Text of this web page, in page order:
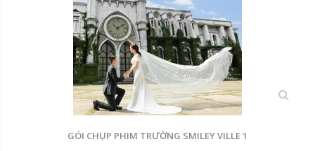
xem
GÓI CHỤP PHIM TRƯỜNG SMILEY VILLE 1